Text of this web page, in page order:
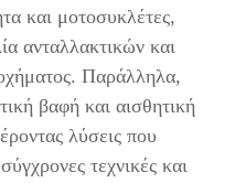
και μοτοσυκλέτες,
ανταλλακτικών και
Παράλληλα,
βαφή και αισθητική
λύσεις που
τεχνικές και